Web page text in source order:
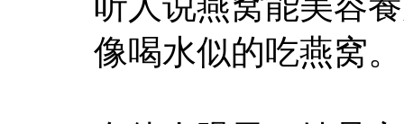
像喝水似的吃燕窝。